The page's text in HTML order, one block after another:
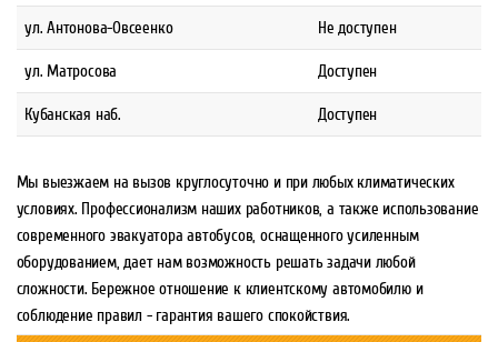
ул. Антонова-Овсеенко Не доступен
ул. Матросова Доступен
Кубанская наб. Доступен
Мы выезжаем на вызов круглосуточно и при любых климатических
условиях. Профессионализм наших работников, а также использование
современного эвакуатора автобусов, оснащенного усиленным
оборудованием, дает нам возможность решать задачи любой
сложности. Бережное отношение к клиентскому автомобилю и
соблюдение правил - гарантия вашего спокойствия.